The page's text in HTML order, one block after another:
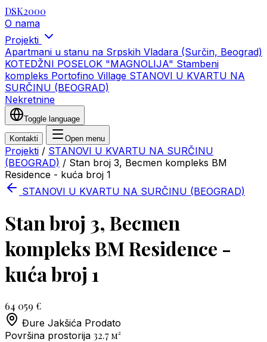
DSK2000
O nama
Projekti
Apartmani u stanu na Srpskih Vladara (Surčin, Beograd)
KOTEDŽNI POSELOK "MAGNOLIJA" Stambeni
kompleks Portofino Village STANOVI U KVARTU NA
SURČINU (BEOGRAD)
Nekretnine
Toggle language
Kontakti Open menu
Projekti / STANOVI U KVARTU NA SURČINU
(BEOGRAD) / Stan broj 3, Becmen kompleks BM
Residence - kuća broj 1
STANOVI U KVARTU NA SURČINU (BEOGRAD)
Stan broj 3, Becmen
kompleks BM Residence -
kuća broj 1
64 059 €
Đure Jakšića Prodato
Površina prostorija 32.7м²